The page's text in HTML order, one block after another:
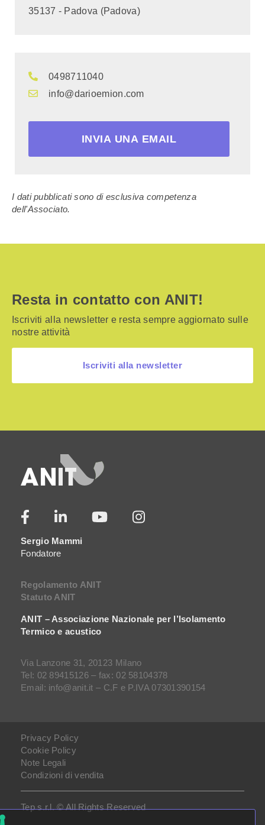
35137 - Padova (Padova)
0498711040
info@darioemion.com
INVIA UNA EMAIL
I dati pubblicati sono di esclusiva competenza
dell'Associato.
Resta in contatto con ANIT!
Iscriviti alla newsletter e resta sempre aggiornato sulle
nostre attività
Iscriviti alla newsletter
Sergio Mammi
Fondatore
Regolamento ANIT
Statuto ANIT
ANIT – Associazione Nazionale per l’Isolamento
Termico e acustico
Via Lanzone 31, 20123 Milano
Tel: 02 89415126 – fax: 02 58104378
Email: info@anit.it – C.F e P.IVA 07301390154
Tep s.r.l. © All Rights Reserved
Privacy Policy
Cookie Policy
Note Legali
Condizioni di vendita